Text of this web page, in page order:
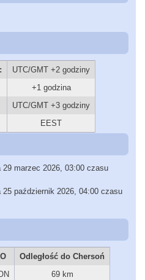
UTC/GMT +2 godziny
+1 godzina
UTC/GMT +3 godziny
EEST
marzec 2026, 03:00 czasu
październik 2026, 04:00 czasu
Odległość do Chersoń
69 km